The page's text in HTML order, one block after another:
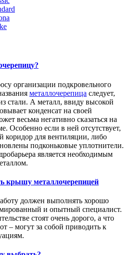
организации подкровельного
металлочерепица следует,
стали. А металл, ввиду высокой
конденсат на своей
весьма негативно сказаться на
Особенно если в ней отсутствует,
коридор для вентиляции, либо
подконьковые уплотнители.
является необходимым
крышу металлочерепицей
должен выполнять хорошо
и опытный специалист.
стоят очень дорого, а что
– могут за собой приводить к